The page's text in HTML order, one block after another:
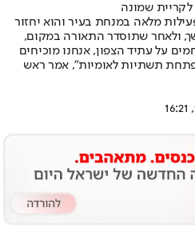
שמונה
מלאה במנחת בעיר והוא יחזור
ולאחר שתוסדר התאורה במקום,
על עתיד הצפון, אנחנו מוכיחים
תשתיות לאומיות", אמר ראש